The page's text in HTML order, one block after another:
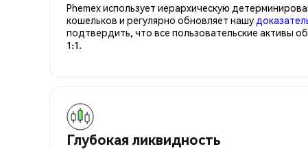
Phemex использует иерархическую
кошельков и регулярно обновляет нашу
подтвердить, что все пользовательские активы
1:1.
Глубокая ликвидность